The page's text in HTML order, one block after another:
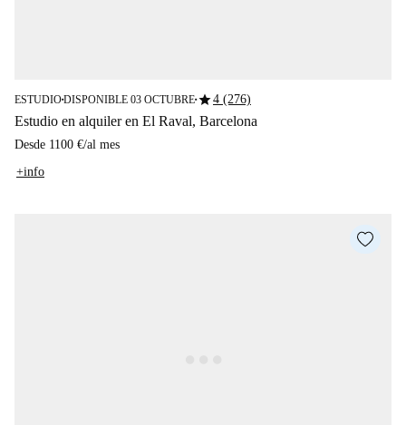
ESTUDIO■DISPONIBLE 03 OCTUBRE■star4 (276)
Estudio en alquiler en El Raval, Barcelona
Desde 1100 €/al mes
+info